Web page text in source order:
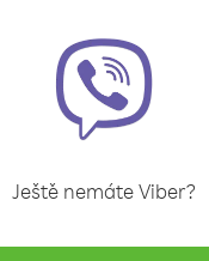
Ještě nemáte Viber?